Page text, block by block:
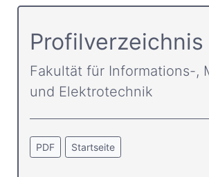
Profilverzeichnis
Fakultät für Informations-,
und Elektrotechnik
PDF Startseite